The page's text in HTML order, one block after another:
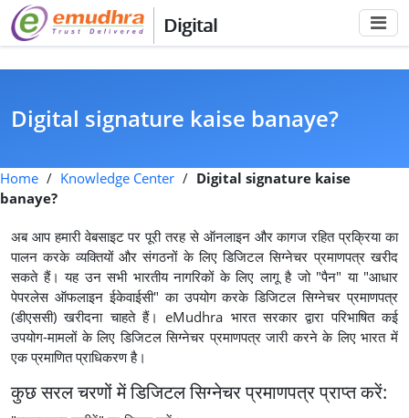
Digital
Digital signature kaise banaye?
Home / Knowledge Center / Digital signature kaise
banaye?
अब आप हमारी वेबसाइट पर पूरी तरह से ऑनलाइन और कागज रहित प्रक्रिया का
पालन करके व्यक्तियों और संगठनों के लिए डिजिटल सिग्नेचर प्रमाणपत्र खरीद
सकते हैं। यह उन सभी भारतीय नागरिकों के लिए लागू है जो "पैन" या "आधार
पेपरलेस ऑफलाइन ईकेवाईसी" का उपयोग करके डिजिटल सिग्नेचर प्रमाणपत्र
(डीएससी) खरीदना चाहते हैं। eMudhra भारत सरकार द्वारा परिभाषित कई
उपयोग-मामलों के लिए डिजिटल सिग्नेचर प्रमाणपत्र जारी करने के लिए भारत में
एक प्रमाणित प्राधिकरण है।
कुछ सरल चरणों में डिजिटल सिग्नेचर प्रमाणपत्र प्राप्त करें: